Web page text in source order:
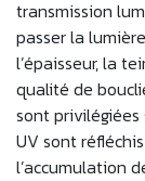
transmission
passer la
l’épaisseur, la
qualité de
sont privilégiées
UV sont
l’accumulation